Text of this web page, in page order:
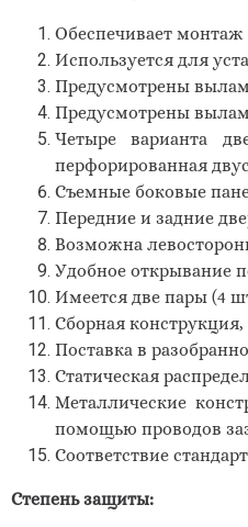
Обеспечивает монтаж
Используется для
Предусмотрены
Предусмотрены
Четыре варианта
перфорированная
Съемные боковые
Передние и задние
Возможна
Удобное открывание
Имеется две пары (4
Сборная
Поставка в
Статическая
Металлические
помощью проводов
Соответствие
Степень защиты: